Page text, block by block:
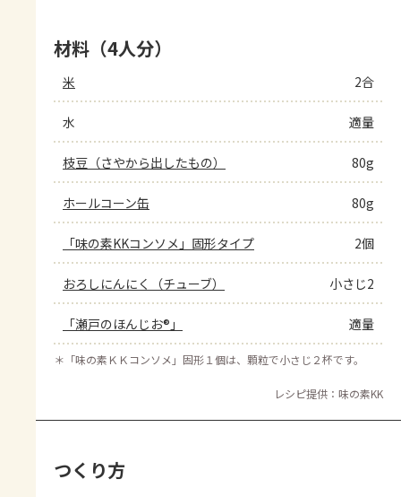
材料（4人分）
米 2合
水 適量
枝豆（さやから出したもの） 80g
ホールコーン缶 80g
「味の素KKコンソメ」固形タイプ 2個
おろしにんにく（チューブ） 小さじ2
「瀬戸のほんじお®」 適量
＊ 「味の素ＫＫコンソメ」固形１個は、顆粒で小さじ２杯です。
レシピ提供：味の素KK
つくり方